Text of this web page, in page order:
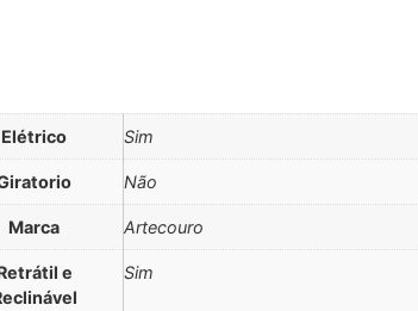
Elétrico Sim
Não
Marca Artecouro
e
Sim